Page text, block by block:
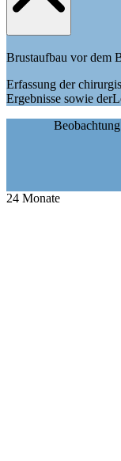
Brustaufbau vor dem
Erfassung der
Ergebnisse sowie
Beobachtung
24 Monate